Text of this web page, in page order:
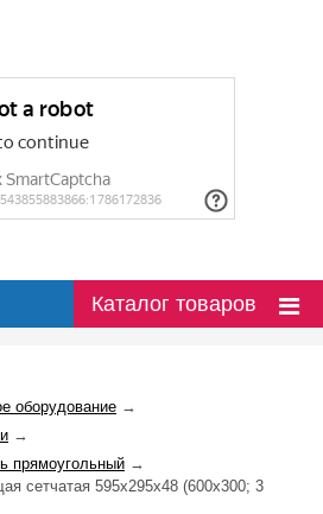
Каталог товаров
оборудование →
→
прямоугольный →
сетчатая 595х295х48 (600х300; 3